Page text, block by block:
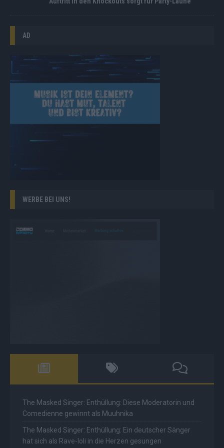
AD
WERBE BEI UNS!
The Masked Singer: Enthüllung: Diese Moderatorin und
Comedienne gewinnt als Muuhnika
The Masked Singer: Enthüllung: Ein deutscher Sänger
hat sich als Rave-Ioli in die Herzen gesungen